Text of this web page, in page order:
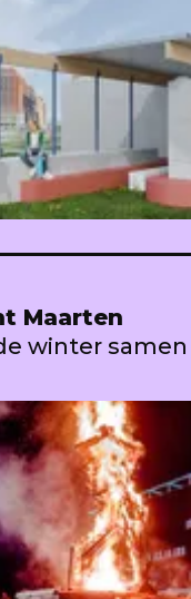
Maarten
winter